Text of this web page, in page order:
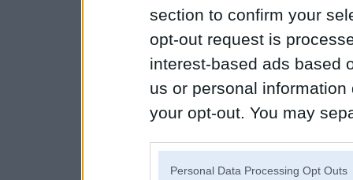
section to confirm your
opt-out request is
interest-based ads based
us or personal
your opt-out. You may
Personal Data Processing Opt Outs